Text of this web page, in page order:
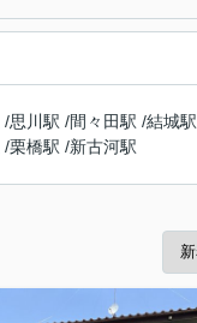
/思川駅 /間々田駅 /結城駅
/栗橋駅 /新古河駅